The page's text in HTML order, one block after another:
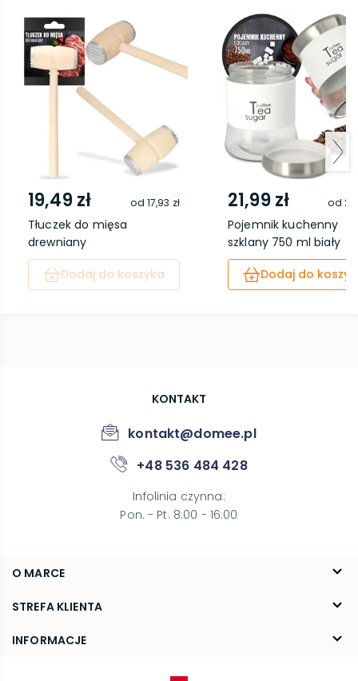
19,49 zł od 17,93 zł
Tłuczek do mięsa
drewniany
Dodaj do koszyka
21,99 zł od
Pojemnik kuchenny
szklany 750 ml biały
Dodaj do
O MARCE
O nas
Blog
STREFA KLIENTA
FAQ
INFORMACJE
KONTAKT
kontakt@domee.pl
+48 536 484 428
Infolinia czynna:
Pon. - Pt. 8:00 - 16:00